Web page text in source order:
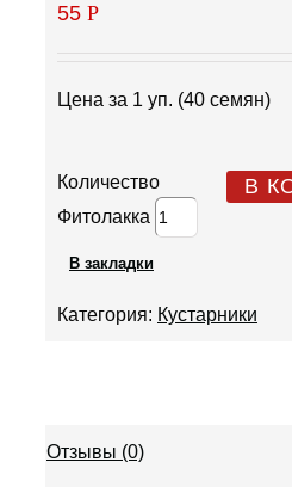
55 Р
Цена за 1 уп. (40 семян)
Количество
Фитолакка
В
В закладки
Категория: Кустарники
Отзывы (0)